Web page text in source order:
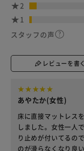
2
1
スタッフの声
レビューを書く
あやたか(女性)
床に直接マットレス
しました。女性一人
り止めが付いてるの
のが滑らなくなり良い